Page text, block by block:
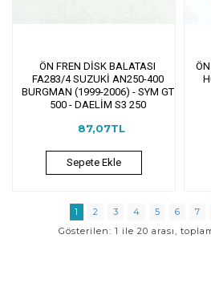
ÖN FREN DİSK BALATASI
FA283/4 SUZUKİ AN250-400
BURGMAN (1999-2006) - SYM GT
500 - DAELİM S3 250
87,07TL
Sepete Ekle
1 2 3 4 5 6 7
Gösterilen: 1 ile 20 arası,